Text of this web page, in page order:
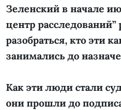
Зеленский в начале
центр
разобраться, кто эти
занимались до
Как эти люди стали
они прошли до